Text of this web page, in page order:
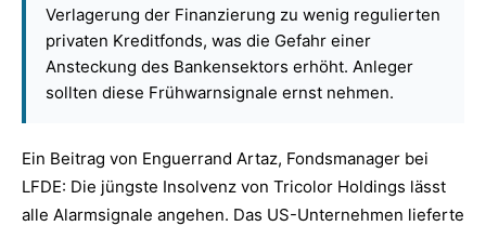
Verlagerung der Finanzierung zu wenig regulierten
privaten Kreditfonds, was die Gefahr einer
Ansteckung des Bankensektors erhöht. Anleger
sollten diese Frühwarnsignale ernst nehmen.
Ein Beitrag von Enguerrand Artaz, Fondsmanager bei
LFDE: Die jüngste Insolvenz von Tricolor Holdings lässt
alle Alarmsignale angehen. Das US-Unternehmen lieferte